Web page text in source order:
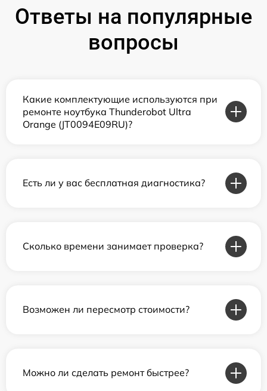
Ответы на популярные
вопросы
Какие комплектующие используются при
ремонте ноутбука Thunderobot Ultra
Orange (JT0094E09RU)?
Есть ли у вас бесплатная диагностика?
Сколько времени занимает проверка?
Возможен ли пересмотр стоимости?
Можно ли сделать ремонт быстрее?